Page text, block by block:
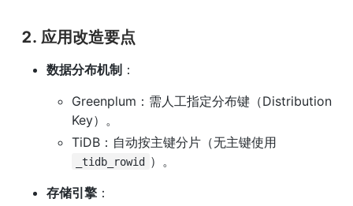
2. 应用改造要点
数据分布机制 ：
Greenplum：需人工指定分布键（Distribution
Key）。
_tidb_rowid ）。
存储引擎 ：